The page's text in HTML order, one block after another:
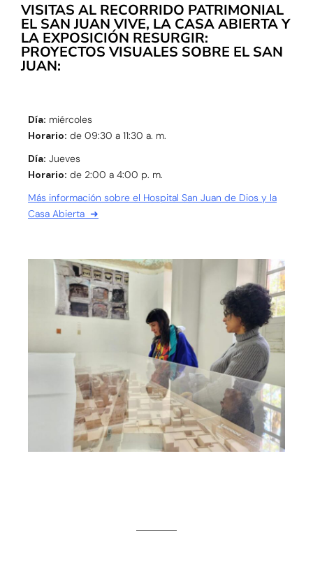
VISITAS AL RECORRIDO PATRIMONIAL
EL SAN JUAN VIVE, LA CASA ABIERTA Y
LA EXPOSICIÓN RESURGIR:
PROYECTOS VISUALES SOBRE EL SAN
JUAN:
Día: miércoles
Horario: de 09:30 a 11:30 a. m.
Día: Jueves
Horario: de 2:00 a 4:00 p. m.
Más información sobre el Hospital San Juan de Dios y la
Casa Abierta ➜